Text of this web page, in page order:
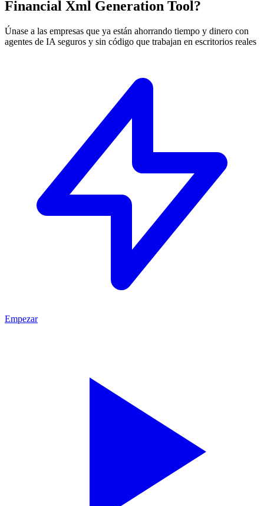
Financial Xml Generation Tool?
Únase a las empresas que ya están ahorrando tiempo y dinero con
agentes de IA seguros y sin código que trabajan en escritorios reales
Empezar